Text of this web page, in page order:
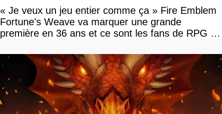
« Je veux un jeu entier comme ça » Fire Emblem
Fortune's Weave va marquer une grande
première en 36 ans et ce sont les fans de RPG en